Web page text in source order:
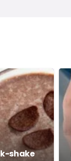
shake